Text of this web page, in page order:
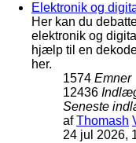
Elektronik og
Her kan du
elektronik og
hjælp til en
her.
1574 Emner
12436
Seneste
afThomash
24 jul 2026,